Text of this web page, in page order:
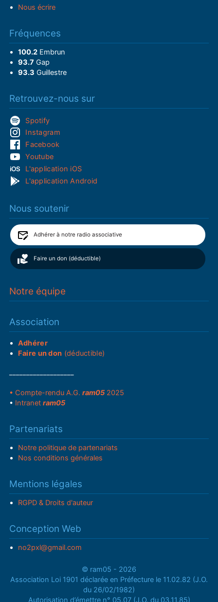
Nous écrire
Fréquences
100.2Embrun
93.7 Gap
93.3 Guillestre
Retrouvez-nous sur
Spotify
Instagram
Facebook
Youtube
L'application iOS
L'application Android
Nous soutenir
Adhérer à notre radio associative
Faire un don (déductible)
Notre équipe
Association
Adhérer
Faire un don (déductible)
• Compte-rendu A.G.ram05 2025
• Intranetram05
Partenariats
Notre politique de partenariats
Nos conditions générales
Mentions légales
RGPD & Droits d'auteur
Conception Web
no2pxl@gmail.com
© ram05 - 2026
Association Loi 1901 déclarée en Préfecture le 11.02.82 (J.O.
du 26/02/1982)
Autorisation d’émettre n° 05.07 (J.O. du 03.11.85)